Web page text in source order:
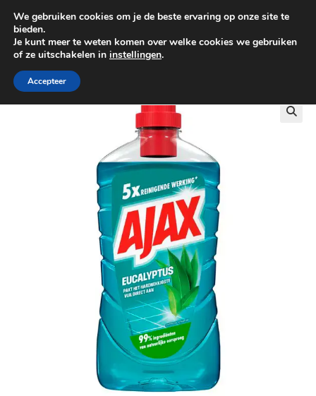
GRATIS BEZORGING VANAF €100
We gebruiken cookies om je de beste ervaring op onze site te
bieden.
Je kunt meer te weten komen over welke cookies we gebruiken
of ze uitschakelen in instellingen.
Accepteer